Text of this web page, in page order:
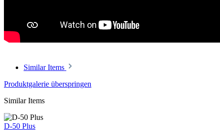
Similar Items
Produktgalerie überspringen
Similar Items
D-50 Plus